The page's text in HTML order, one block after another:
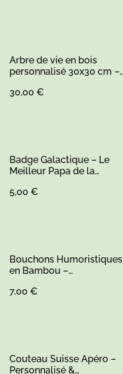
Arbre de vie en bois
personnalisé 30x30 cm –
30,00 €
Badge Galactique – Le
Meilleur Papa de la
5,00 €
Bouchons Humoristiques
en Bambou –
7,00 €
Couteau Suisse Apéro –
Personnalisé &